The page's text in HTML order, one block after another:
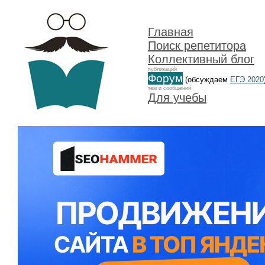
Главная
Поиск репетитора
Коллективный блог
публикаций
Форум (обсуждаем ЕГЭ 2020
тем и сообщений
Для учебы